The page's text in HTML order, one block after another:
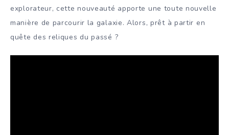
explorateur, cette nouveauté apporte une toute nouvelle
manière de parcourir la galaxie. Alors, prêt à partir en
quête des reliques du passé ?